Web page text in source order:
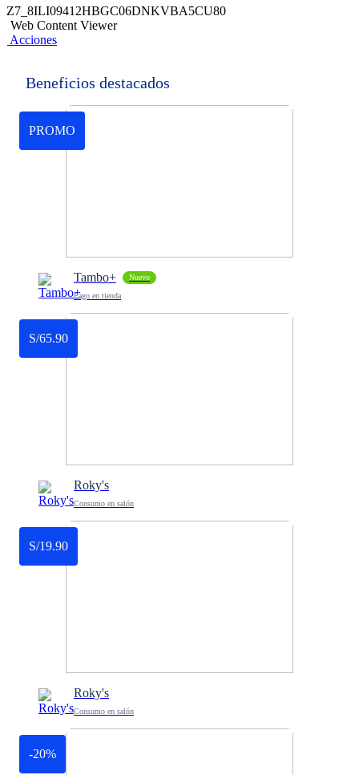
Z7_8ILI09412HBGC06DNKVBA5CU80
Web Content Viewer
Acciones
Beneficios destacados
PROMO
Tambo+ Nuevo
Pago en tienda
S/65.90
Roky's
Consumo en salón
S/19.90
Roky's
Consumo en salón
-20%